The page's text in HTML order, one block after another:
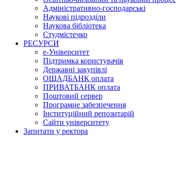
Адміністративно-господарські
Наукові підрозділи
Наукова бібліотека
Студмістечко
РЕСУРСИ
е-Університет
Підтримка користувачів
Державні закупівлі
ОЩАДБАНК оплата
ПРИВАТБАНК оплата
Поштовий сервер
Програмне забезпечення
Інституційний репозитарій
Сайти університету
Запитати у ректора